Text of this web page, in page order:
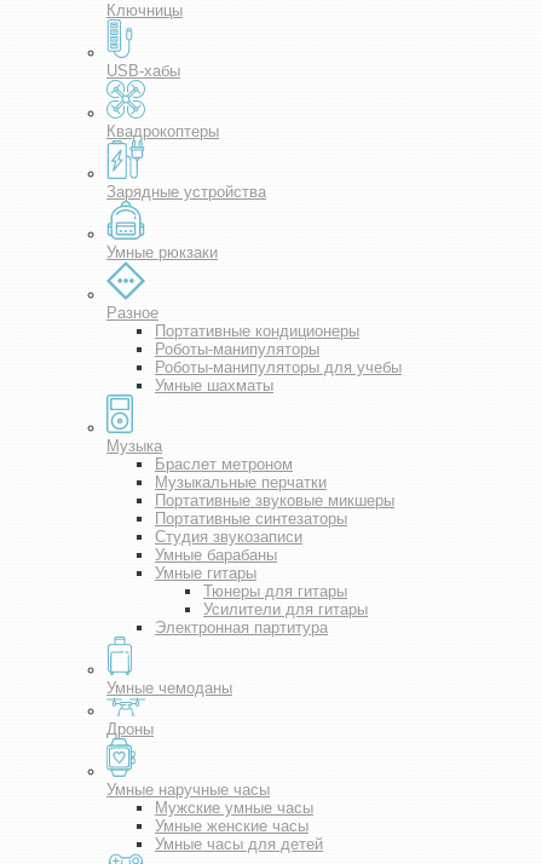
Ключницы
USB-хабы
Квадрокоптеры
Зарядные устройства
Умные рюкзаки
Разное
Портативные кондиционеры
Роботы-манипуляторы
Роботы-манипуляторы для учебы
Умные шахматы
Музыка
Браслет метроном
Музыкальные перчатки
Портативные звуковые микшеры
Портативные синтезаторы
Студия звукозаписи
Умные барабаны
Умные гитары
Тюнеры для гитары
Усилители для гитары
Электронная партитура
Умные чемоданы
Дроны
Умные наручные часы
Мужские умные часы
Умные женские часы
Умные часы для детей